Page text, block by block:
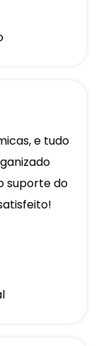
e tudo
suporte do